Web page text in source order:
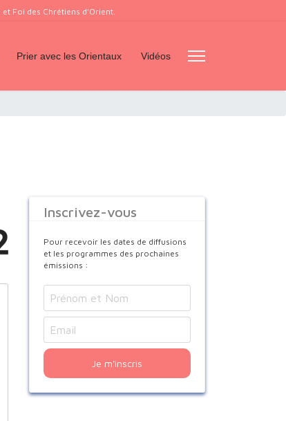
Foi des Chrétiens d’Orient.
Prier avec les Orientaux Vidéos
Inscrivez-vous
Pour recevoir les dates de diffusions
et les programmes des prochaines
émissions :
Je m'inscris